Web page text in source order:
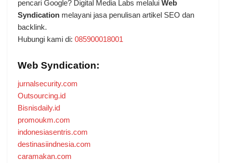
pencari Google? Digital Media Labs melalui Web
Syndication melayani jasa penulisan artikel SEO dan
backlink.
Hubungi kami di: 085900018001
Web Syndication:
jurnalsecurity.com
Outsourcing.id
Bisnisdaily.id
promoukm.com
indonesiasentris.com
destinasiindnesia.com
caramakan.com